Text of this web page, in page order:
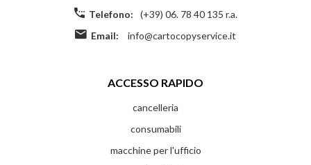
Telefono:
(+39) 06. 78 40 135 r.a.
Email:
info@cartocopyservice.it
ACCESSO RAPIDO
cancelleria
consumabili
macchine per l'ufficio